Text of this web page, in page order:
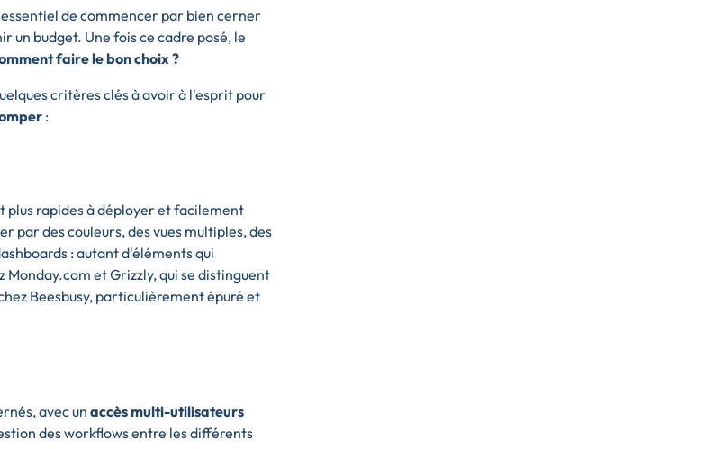
de commencer par bien cerner
un budget. Une fois ce cadre posé, le
faire le bon choix ?
critères clés à avoir à l'esprit pour
:
plus rapides à déployer et facilement
par des couleurs, des vues multiples, des
: autant d'éléments qui
et Grizzly, qui se distinguent
Beesbusy, particulièrement épuré et
avec un accès multi-utilisateurs
des workflows entre les différents